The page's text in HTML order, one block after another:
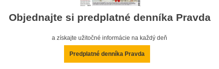
Objednajte si predplatné denníka Pravda
a získajte užitočné informácie na každý deň
Predplatné denníka Pravda